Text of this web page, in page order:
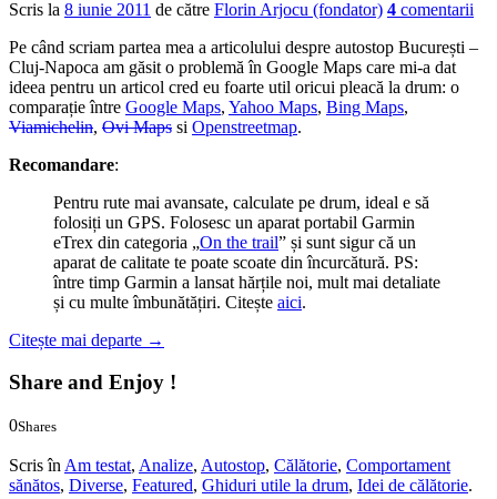
Scris la 8 iunie 2011 de către Florin Arjocu (fondator) 4 comentarii
Pe când scriam partea mea a articolului despre autostop București –
Cluj-Napoca am găsit o problemă în Google Maps care mi-a dat
ideea pentru un articol cred eu foarte util oricui pleacă la drum: o
comparație între Google Maps, Yahoo Maps, Bing Maps,
Viamichelin, Ovi Maps si Openstreetmap.
Recomandare:
Pentru rute mai avansate, calculate pe drum, ideal e să
folosiți un GPS. Folosesc un aparat portabil Garmin
eTrex din categoria „On the trail” și sunt sigur că un
aparat de calitate te poate scoate din încurcătură. PS:
între timp Garmin a lansat hărțile noi, mult mai detaliate
și cu multe îmbunătățiri. Citește aici.
Citește mai departe →
Share and Enjoy !
0Shares
Scris înAm testat, Analize, Autostop, Călătorie, Comportament
sănătos, Diverse, Featured, Ghiduri utile la drum, Idei de călătorie.